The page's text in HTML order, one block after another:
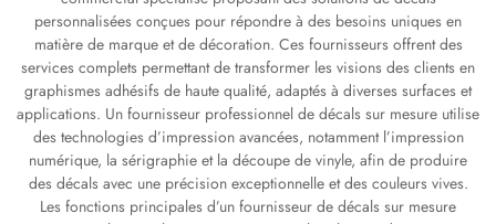
personnalisées conçues pour répondre à des besoins uniques en
matière de marque et de décoration. Ces fournisseurs offrent des
services complets permettant de transformer les visions des clients en
graphismes adhésifs de haute qualité, adaptés à diverses surfaces et
applications. Un fournisseur professionnel de décals sur mesure utilise
des technologies d’impression avancées, notamment l’impression
numérique, la sérigraphie et la découpe de vinyle, afin de produire
des décals avec une précision exceptionnelle et des couleurs vives.
Les fonctions principales d’un fournisseur de décals sur mesure